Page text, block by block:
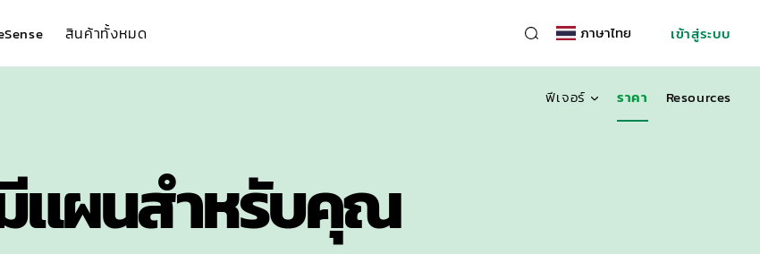
สินค้าทั้งหมด ภาษาไทย เข้าสู่ระบบ
ฟีเจอร์ ราคา Resources
มีแผนสำหรับคุณ